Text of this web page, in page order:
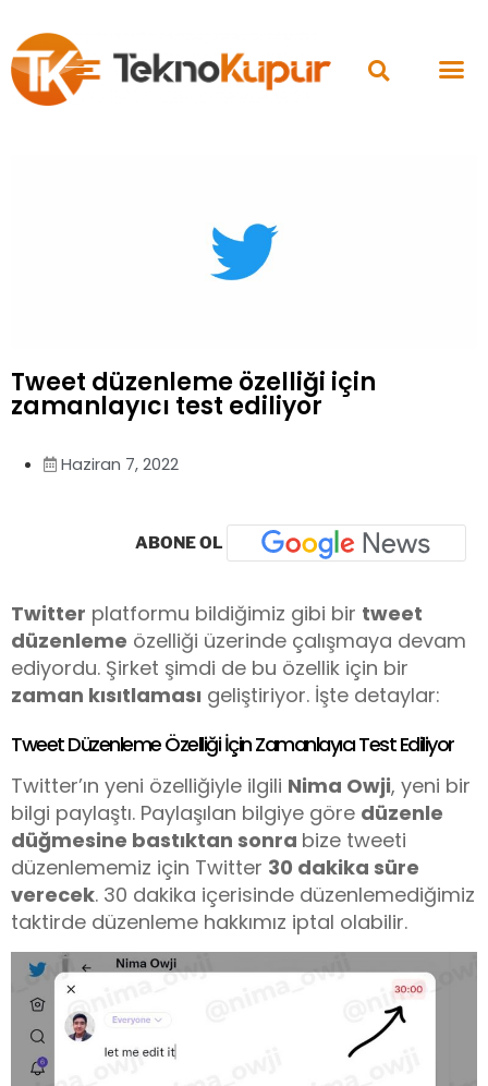
Tweet düzenleme özelliği için
zamanlayıcı test ediliyor
Haziran 7, 2022
ABONE OL
Twitter platformu bildiğimiz gibi bir tweet
düzenleme özelliği üzerinde çalışmaya devam
ediyordu. Şirket şimdi de bu özellik için bir
zaman kısıtlaması geliştiriyor. İşte detaylar:
Tweet Düzenleme Özelliği İçin Zamanlayıcı Test Ediliyor
Twitter’ın yeni özelliğiyle ilgili Nima Owji, yeni bir
bilgi paylaştı. Paylaşılan bilgiye göre düzenle
düğmesine bastıktan sonra bize tweeti
düzenlememiz için Twitter 30 dakika süre
verecek. 30 dakika içerisinde düzenlemediğimiz
taktirde düzenleme hakkımız iptal olabilir.